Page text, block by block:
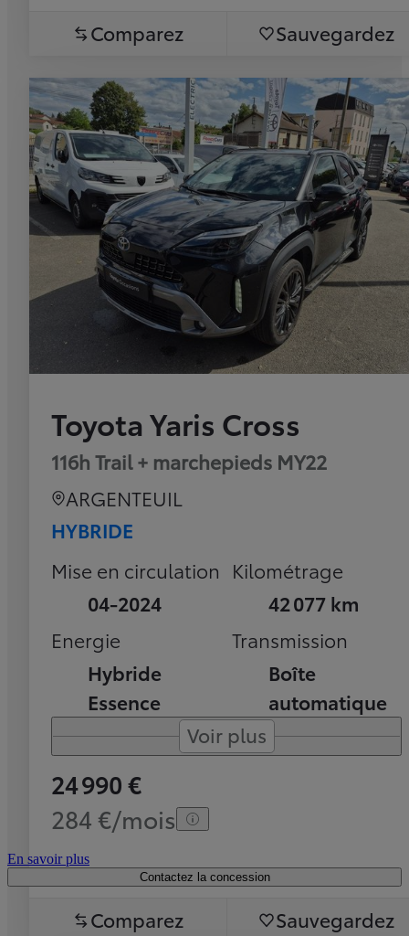
Comparez Sauvegardez
Toyota Yaris Cross
116h Trail + marchepieds MY22
ARGENTEUIL
HYBRIDE
Mise en circulation
04-2024
Kilométrage
42 077 km
Energie
Hybride
Essence
Transmission
Boîte
automatique
Voir plus
24 990 €
284 €/mois
En savoir plus
Contactez la concession
Comparez Sauvegardez